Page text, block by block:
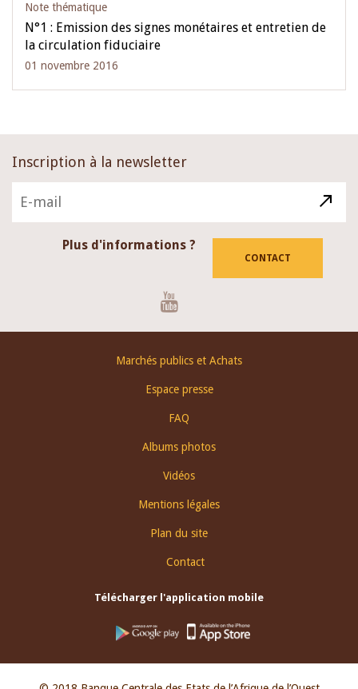
Note thématique
N°1 : Emission des signes monétaires et entretien de
la circulation fiduciaire
01 novembre 2016
Inscription à la newsletter
Plus d'informations ?
CONTACT
Marchés publics et Achats
Espace presse
FAQ
Albums photos
Vidéos
Mentions légales
Plan du site
Contact
Télécharger l'application mobile